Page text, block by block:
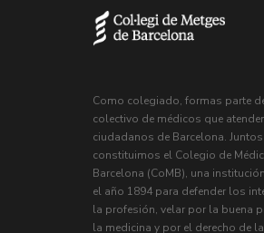
Como colegiado, formas parte
colectivo de médicos que
ciudadanos de Barcelona. Juntos
constituimos el Colegio de
Barcelona (CoMB), una
el año 1894 para defender los
la profesión, velar por la buena
la medicina y por el derecho de